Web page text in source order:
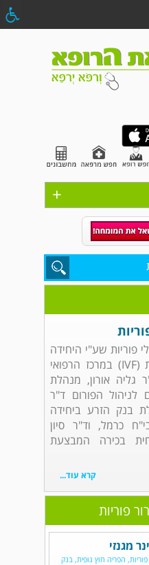
+
פוריות שע"י היחידה
לפריון והפריה חוץ-גופית (IVF) במרכז הרפואי
גליה אורון, מנהלת
לניהול הפורום ד"ר
בנק הזרע ביחידה
כרמל, וד"ר סיון
בכירה המבצעת
קרא עוד...
פוריות
מגנזי
הפריה חוץ גופית, בנק